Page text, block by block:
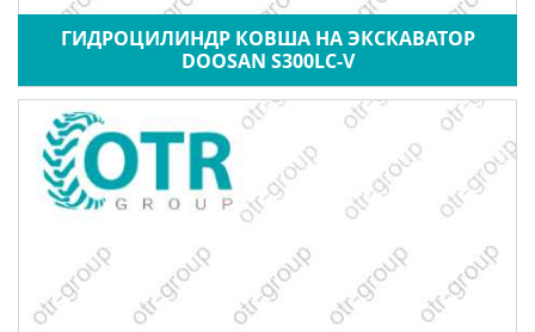
ГИДРОЦИЛИНДР КОВША НА ЭКСКАВАТОР
DOOSAN S300LC-V